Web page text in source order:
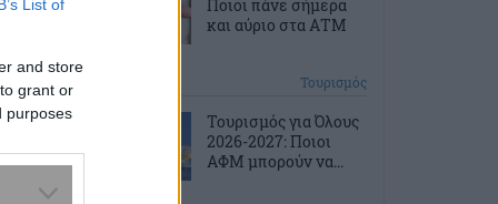
List of
and store
grant or
purposes
Ποιοι πάνε σήμερα
και αύριο στα ΑΤΜ
Τουρισμός
Τουρισμός για Όλους
2026-2027: Ποιοι
ΑΦΜ μπορούν να...